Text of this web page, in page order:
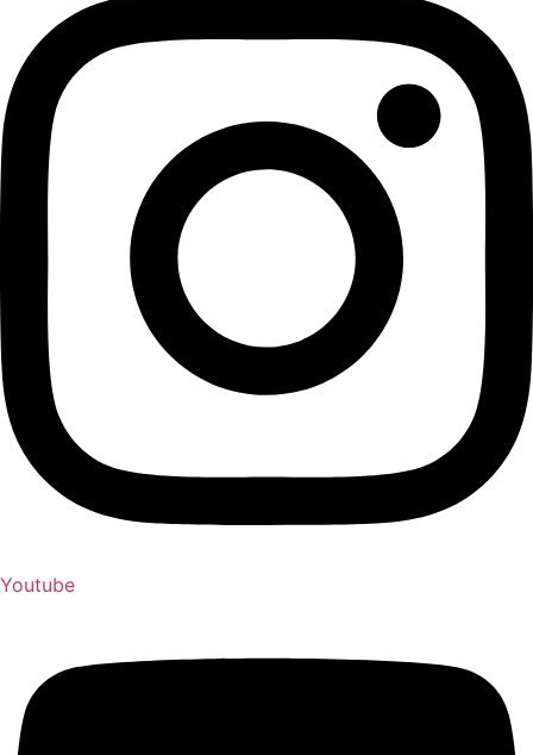
Youtube